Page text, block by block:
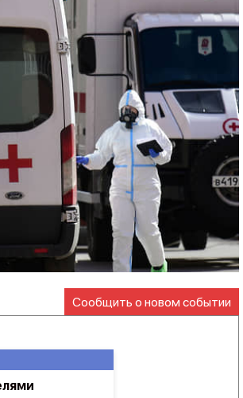
Сообщить о новом событии